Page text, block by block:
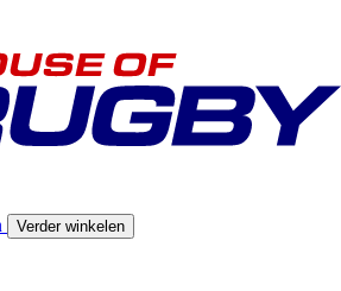
Verder winkelen